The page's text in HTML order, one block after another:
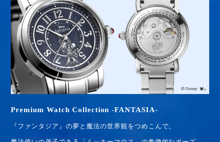
Premium Watch Collection -FANTASIA-
『ファンタジア』の夢と魔法の世界観をつめこんで。